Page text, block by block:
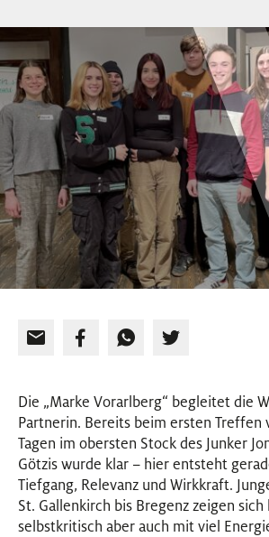
Die „Marke Vorarlberg“ begleitet die
Partnerin. Bereits beim ersten Treffen
Tagen im obersten Stock des Junker
Götzis wurde klar – hier entsteht
Tiefgang, Relevanz und Wirkkraft.
St. Gallenkirch bis Bregenz zeigen
selbstkritisch aber auch mit viel